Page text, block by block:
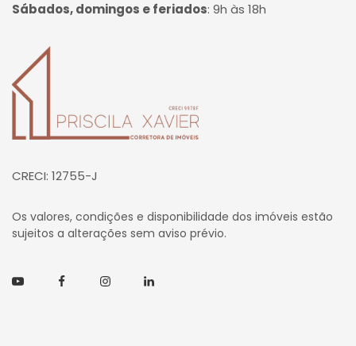
Sábados, domingos e feriados: 9h às 18h
Página inicial
CRECI: 12755-J
Os valores, condições e disponibilidade dos imóveis estão
sujeitos a alterações sem aviso prévio.
YoutubeFacebookInstagramLinkedin